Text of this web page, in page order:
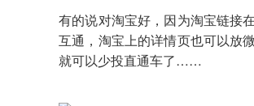
有的说对淘宝好，因为淘宝链接
互通，淘宝上的详情页也可以放
就可以少投直通车了……